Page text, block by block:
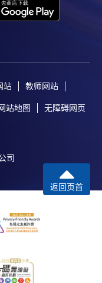
站 教师网站
站地图 无障碍网页
司
返回页首